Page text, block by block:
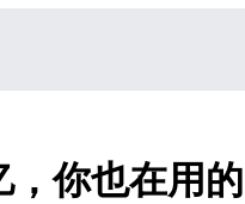
，你也在用